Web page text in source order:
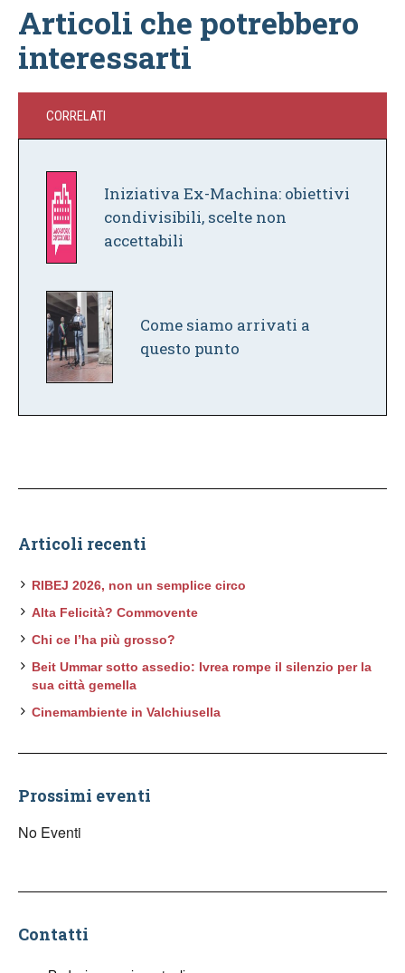
Articoli che potrebbero
interessarti
CORRELATI
Iniziativa Ex-Machina: obiettivi
condivisibili, scelte non
accettabili
Come siamo arrivati a
questo punto
Articoli recenti
RIBEJ 2026, non un semplice circo
Alta Felicità? Commovente
Chi ce l’ha più grosso?
Beit Ummar sotto assedio: Ivrea rompe il silenzio per la
sua città gemella
Cinemambiente in Valchiusella
Prossimi eventi
No Eventi
Contatti